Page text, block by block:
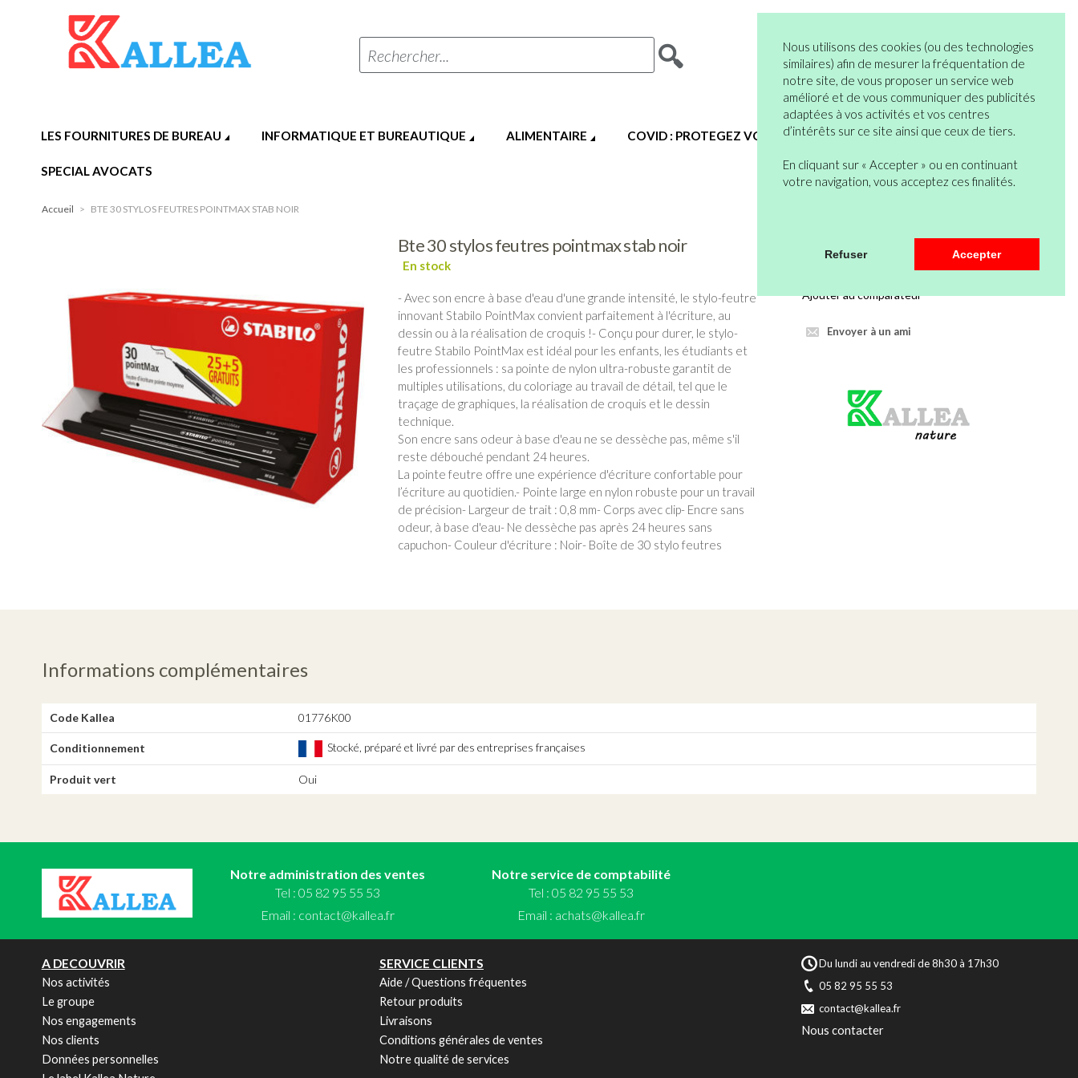
Nous utilisons des cookies (ou des technologies
similaires) afin de mesurer la fréquentation de
notre site, de vous proposer un service web
amélioré et de vous communiquer des publicités
adaptées à vos activités et vos centres
d’intérêts sur ce site ainsi que ceux de tiers.
En cliquant sur « Accepter » ou en continuant
votre navigation, vous acceptez ces finalités.
Refuser Accepter
Rechercher... Vous n’êtes pas encore en compte ?
Bienvenue
Mon Compte
0 articles
Mon Panier
LES FOURNITURES DE BUREAU INFORMATIQUE ET BUREAUTIQUE ALIMENTAIRE COVID : PROTEGEZ VOUS HYGIENE ET SERVICES GENERAUX
SPECIAL AVOCATS
Accueil > BTE 30 STYLOS FEUTRES POINTMAX STAB NOIR
Bte 30 stylos feutres pointmax stab noir
- Avec son encre à base d'eau d'une grande intensité, le stylo-feutre
innovant Stabilo PointMax convient parfaitement à l'écriture, au
dessin ou à la réalisation de croquis !- Conçu pour durer, le stylo-
feutre Stabilo PointMax est idéal pour les enfants, les étudiants et
les professionnels : sa pointe de nylon ultra-robuste garantit de
multiples utilisations, du coloriage au travail de détail, tel que le
traçage de graphiques, la réalisation de croquis et le dessin
technique.
Son encre sans odeur à base d'eau ne se dessèche pas, même s'il
reste débouché pendant 24 heures.
La pointe feutre offre une expérience d'écriture confortable pour
l’écriture au quotidien.- Pointe large en nylon robuste pour un travail
de précision- Largeur de trait : 0,8 mm- Corps avec clip- Encre sans
odeur, à base d'eau- Ne dessèche pas après 24 heures sans
capuchon- Couleur d'écriture : Noir- Boîte de 30 stylo feutres
mettre au panier.
Ajouter au comparateur
Envoyer à un ami
Informations complémentaires
Code Kallea 01776K00
Conditionnement Stocké, préparé et livré par des entreprises françaises
Produit vert Oui
Notre administration des ventes
Tel : 05 82 95 55 53
Email : contact@kallea.fr
Notre service de comptabilité
Tel : 05 82 95 55 53
Email : achats@kallea.fr
A DECOUVRIR
Nos activités
Le groupe
Nos engagements
Nos clients
Données personnelles
SERVICE CLIENTS
Aide / Questions fréquentes
Retour produits
Livraisons
Conditions générales de ventes
Notre qualité de services
Du lundi au vendredi de 8h30 à 17h30
05 82 95 55 53
contact@kallea.fr
Nous contacter